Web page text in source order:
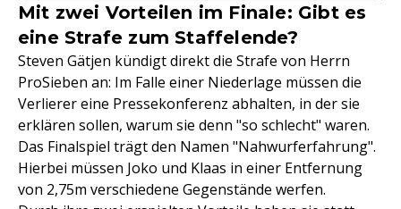
Mit zwei Vorteilen im Finale: Gibt es
eine Strafe zum Staffelende?
Steven Gätjen kündigt direkt die Strafe von Herrn
ProSieben an: Im Falle einer Niederlage müssen die
Verlierer eine Pressekonferenz abhalten, in der sie
erklären sollen, warum sie denn "so schlecht" waren.
Das Finalspiel trägt den Namen "Nahwurferfahrung".
Hierbei müssen Joko und Klaas in einer Entfernung
von 2,75m verschiedene Gegenstände werfen.